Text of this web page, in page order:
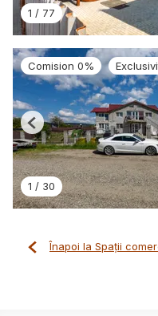
1 / 77
Comision 0%
1 / 30
Previous
Înapoi la Spații